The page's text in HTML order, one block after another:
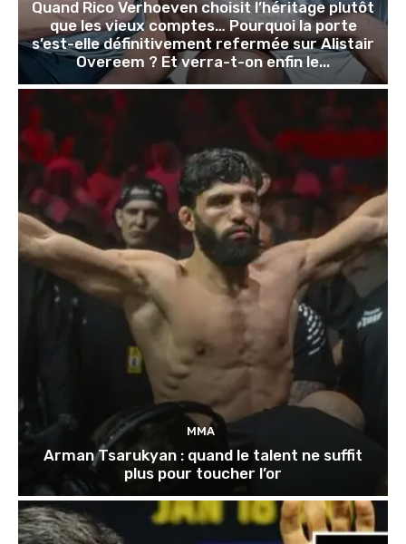
Quand Rico Verhoeven choisit l’héritage plutôt
que les vieux comptes… Pourquoi la porte
s’est-elle définitivement refermée sur Alistair
Overeem ? Et verra-t-on enfin le...
MMA
Arman Tsarukyan : quand le talent ne suffit
plus pour toucher l’or